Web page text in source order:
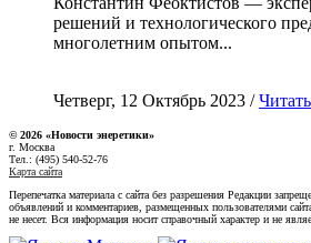
решений и технологического
многолетним опытом...
Четверг, 12 Октябрь 2023 /
© 2026 «Новости энеретики»
г. Москва
Тел.: (495) 540-52-76
Карта сайта
Перепечатка материала с сайта без разрешения Редакции
объявлений и комментариев, размещенных пользователями
не несет. Вся информация носит справочный характер и не